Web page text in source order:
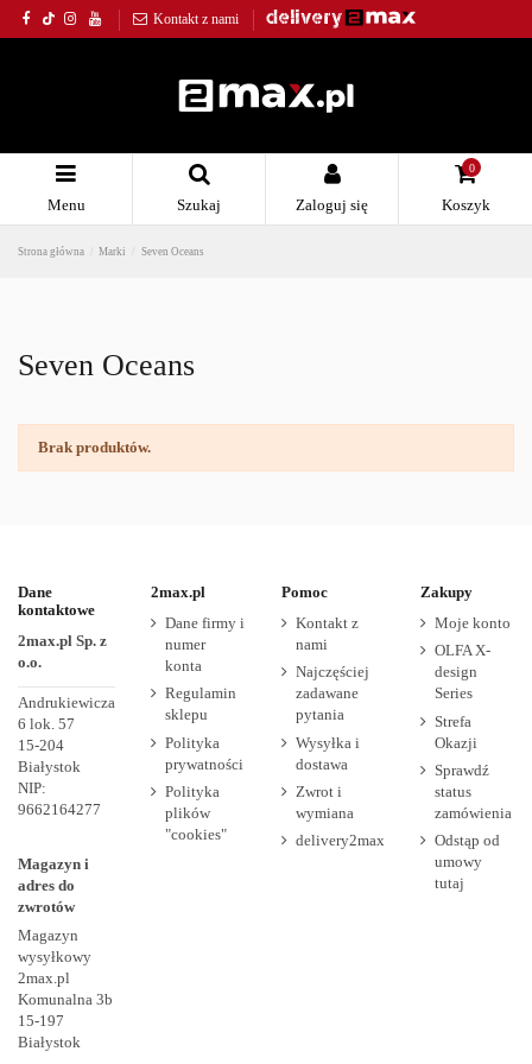
Kontakt z nami
Menu Szukaj Zaloguj się
0
Koszyk
Strona główna Marki Seven Oceans
Seven Oceans
Brak produktów.
Dane
kontaktowe
2max.pl Sp. z
o.o.
Andrukiewicza
6 lok. 57
15-204
Białystok
NIP:
9662164277
Magazyn i
adres do
zwrotów
Magazyn
wysyłkowy
2max.pl
Komunalna 3b
15-197
Białystok
2max.pl
Dane firmy i
numer
konta
Regulamin
sklepu
Polityka
prywatności
Polityka
plików
"cookies"
Pomoc
Kontakt z
nami
Najczęściej
zadawane
pytania
Wysyłka i
dostawa
Zwrot i
wymiana
delivery2max
Zakupy
Moje konto
OLFA X-
design
Series
Strefa
Okazji
Sprawdź
status
zamówienia
Odstąp od
umowy
tutaj